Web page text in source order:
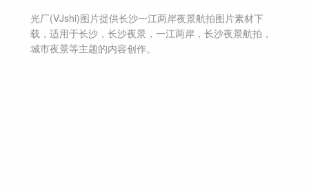
光厂(VJshi)图片提供长沙一江两岸夜景航拍图片素材下
载，适用于长沙，长沙夜景，一江两岸，长沙夜景航拍，
城市夜景等主题的内容创作。